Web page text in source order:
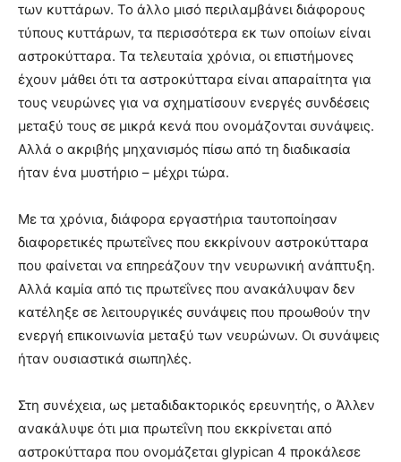
των κυττάρων. Το άλλο μισό περιλαμβάνει διάφορους
τύπους κυττάρων, τα περισσότερα εκ των οποίων είναι
αστροκύτταρα. Τα τελευταία χρόνια, οι επιστήμονες
έχουν μάθει ότι τα αστροκύτταρα είναι απαραίτητα για
τους νευρώνες για να σχηματίσουν ενεργές συνδέσεις
μεταξύ τους σε μικρά κενά που ονομάζονται συνάψεις.
Αλλά ο ακριβής μηχανισμός πίσω από τη διαδικασία
ήταν ένα μυστήριο – μέχρι τώρα.
Με τα χρόνια, διάφορα εργαστήρια ταυτοποίησαν
διαφορετικές πρωτεΐνες που εκκρίνουν αστροκύτταρα
που φαίνεται να επηρεάζουν την νευρωνική ανάπτυξη.
Αλλά καμία από τις πρωτεΐνες που ανακάλυψαν δεν
κατέληξε σε λειτουργικές συνάψεις που προωθούν την
ενεργή επικοινωνία μεταξύ των νευρώνων. Οι συνάψεις
ήταν ουσιαστικά σιωπηλές.
Στη συνέχεια, ως μεταδιδακτορικός ερευνητής, ο Άλλεν
ανακάλυψε ότι μια πρωτεΐνη που εκκρίνεται από
αστροκύτταρα που ονομάζεται glypican 4 προκάλεσε